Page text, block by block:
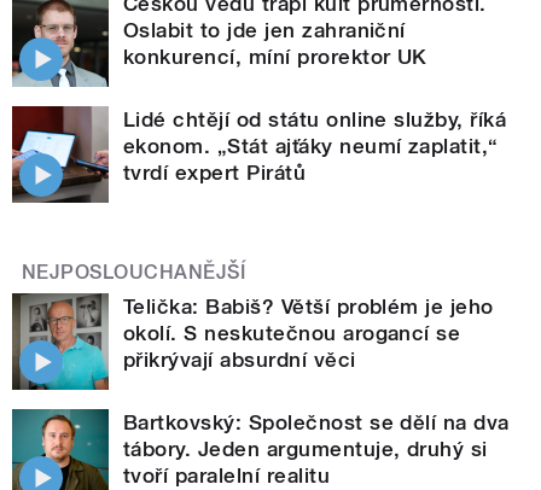
Oslabit to jde jen zahraniční
konkurencí, míní prorektor UK
Lidé chtějí od státu online služby, říká
ekonom. „Stát ajťáky neumí zaplatit,“
tvrdí expert Pirátů
NEJPOSLOUCHANĚJŠÍ
Telička: Babiš? Větší problém je jeho
okolí. S neskutečnou arogancí se
přikrývají absurdní věci
Bartkovský: Společnost se dělí na dva
tábory. Jeden argumentuje, druhý si
tvoří paralelní realitu